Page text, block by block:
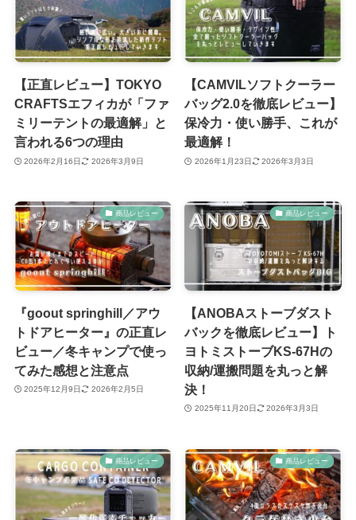
【正直レビュー】TOKYO
CRAFTSエフィカが「ファ
ミリーテントの最適解」と
言われる6つの理由
2026年2月16日 2026年3月9日
【CAMVILソフトクーラー
バッグ2.0を徹底レビュー】
保冷力・使い勝手、これが
最適解！
2026年1月23日 2026年3月3日
商品レビュー
『goout springhill／アウ
トドアヒーター』の正直レ
ビュー／冬キャンプで使っ
てみた感想と注意点
2025年12月9日 2026年2月5日
商品レビュー
【ANOBAストーブダスト
バックを徹底レビュー】ト
ヨトミストーブKS-67Hの
収納/運搬問題を丸っと解
決！
2025年11月20日 2026年3月3日
商品レビュー 商品レビュー